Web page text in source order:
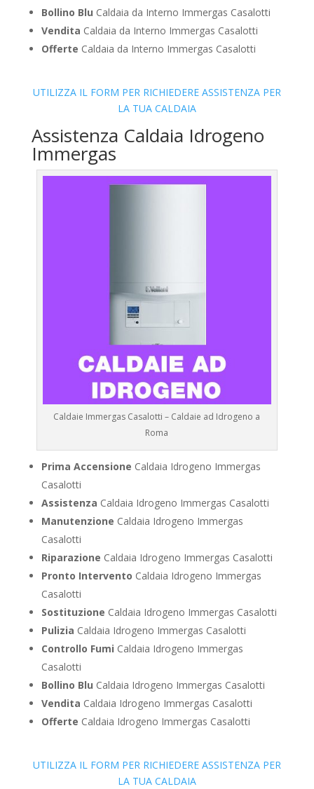
Bollino Blu Caldaia da Interno Immergas Casalotti
Vendita Caldaia da Interno Immergas Casalotti
Offerte Caldaia da Interno Immergas Casalotti
UTILIZZA IL FORM PER RICHIEDERE ASSISTENZA PER
LA TUA CALDAIA
Assistenza Caldaia Idrogeno
Immergas
Caldaie Immergas Casalotti – Caldaie ad Idrogeno a
Roma
Prima Accensione Caldaia Idrogeno Immergas
Casalotti
Assistenza Caldaia Idrogeno Immergas Casalotti
Manutenzione Caldaia Idrogeno Immergas
Casalotti
Riparazione Caldaia Idrogeno Immergas Casalotti
Pronto Intervento Caldaia Idrogeno Immergas
Casalotti
Sostituzione Caldaia Idrogeno Immergas Casalotti
Pulizia Caldaia Idrogeno Immergas Casalotti
Controllo Fumi Caldaia Idrogeno Immergas
Casalotti
Bollino Blu Caldaia Idrogeno Immergas Casalotti
Vendita Caldaia Idrogeno Immergas Casalotti
Offerte Caldaia Idrogeno Immergas Casalotti
UTILIZZA IL FORM PER RICHIEDERE ASSISTENZA PER
LA TUA CALDAIA